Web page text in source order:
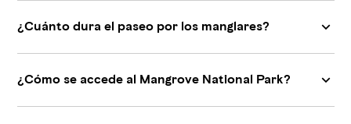
¿Cuánto dura el paseo por los manglares?
¿Cómo se accede al Mangrove National Park?